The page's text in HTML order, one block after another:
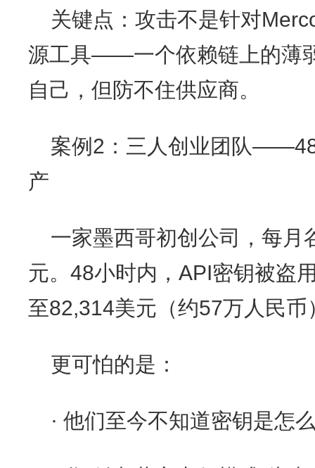
关键点：攻击不是针对
源工具——一个依赖链上的薄
自己，但防不住供应商。
案例2：三人创业团队
产
一家墨西哥初创公司，每月
元。48小时内，API密钥被盗
至82,314美元（约57万人民币
更可怕的是：
· 他们至今不知道密钥是怎